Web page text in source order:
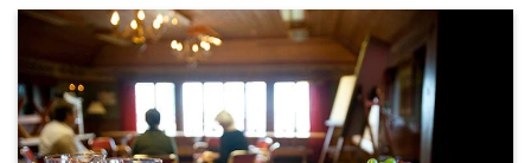
Nödvändiga
Nödvändiga
cookies är
avgörande för